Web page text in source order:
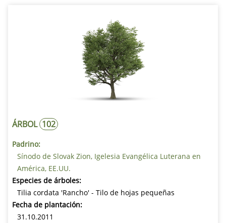
ÁRBOL 102
Padrino:
Sínodo de Slovak Zion, Igelesia Evangélica Luterana en
América, EE.UU.
Especies de árboles:
Tilia cordata 'Rancho' - Tilo de hojas pequeñas
Fecha de plantación:
31.10.2011